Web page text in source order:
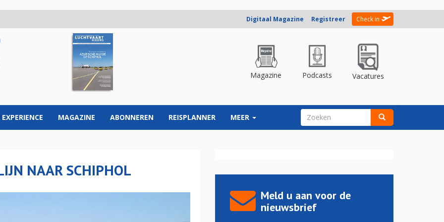
Digitaal Magazine Registreer Check in
Magazine Podcasts Vacatures
EXPERIENCE MAGAZINE ABONNEREN REISPLANNER MEER ZOEKVELD
NAAR SCHIPHOL
Meld u aan voor de
nieuwsbrief